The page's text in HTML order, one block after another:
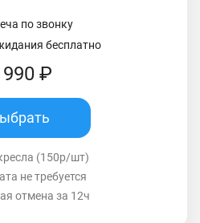
по звонку
бесплатно
990 ₽
(150р/шт)
не требуется
отмена за 12ч